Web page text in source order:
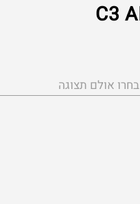
בחרו אולם תצוגה